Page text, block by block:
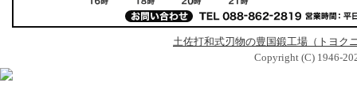
土佐打和式刃物の豊国鍛工場（トヨク
Copyright (C) 1946-